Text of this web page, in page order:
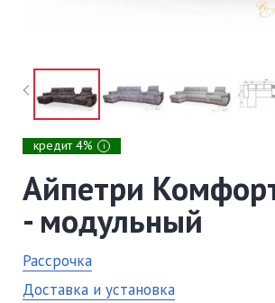
кредит 4% i
Айпетри
- модульный
Рассрочка
Доставка и установка